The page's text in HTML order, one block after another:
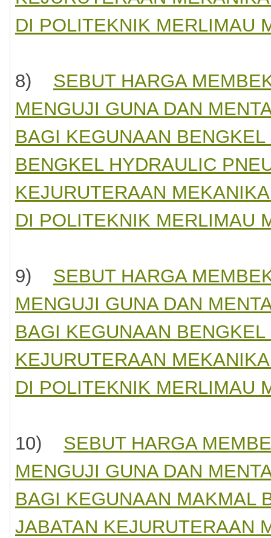
DI POLITEKNIK MERLIMAU
8) SEBUT HARGA
MENGUJI GUNA DAN
BAGI KEGUNAAN
BENGKEL HYDRAULIC
KEJURUTERAAN
DI POLITEKNIK MERLIMAU
9) SEBUT HARGA
MENGUJI GUNA DAN
BAGI KEGUNAAN
KEJURUTERAAN
DI POLITEKNIK MERLIMAU
10) SEBUT HARGA
MENGUJI GUNA DAN
BAGI KEGUNAAN MAKMAL
JABATAN KEJURUTERAAN